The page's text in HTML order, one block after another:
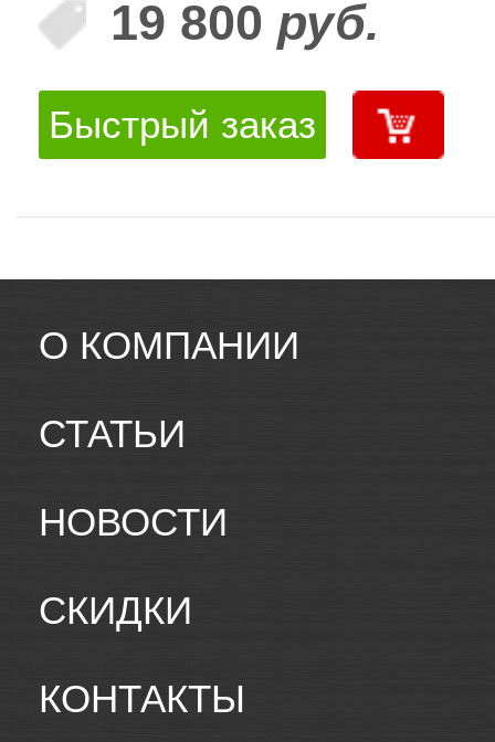
19 800 руб.
Быстрый заказ
О КОМПАНИИ
СТАТЬИ
НОВОСТИ
СКИДКИ
КОНТАКТЫ